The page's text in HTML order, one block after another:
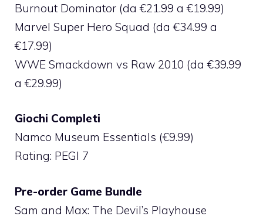
Burnout Dominator (da €21.99 a €19.99)
Marvel Super Hero Squad (da €34.99 a
€17.99)
WWE Smackdown vs Raw 2010 (da €39.99
a €29.99)
Giochi Completi
Namco Museum Essentials (€9.99)
Rating: PEGI 7
Pre-order Game Bundle
Sam and Max: The Devil’s Playhouse